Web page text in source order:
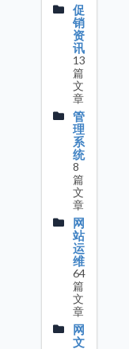
促
销
资
讯
13
篇
文
章
管
理
系
统
8
篇
文
章
网
站
运
维
64
篇
文
章
网
文